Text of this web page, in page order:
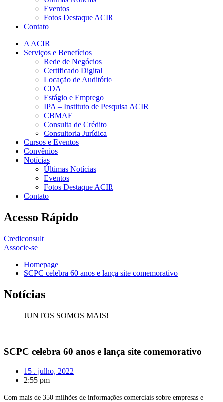
Eventos
Fotos Destaque ACIR
Contato
A ACIR
Serviços e Benefícios
Rede de Negócios
Certificado Digital
Locação de Auditório
CDA
Estágio e Emprego
IPA – Instituto de Pesquisa ACIR
CBMAE
Consulta de Crédito
Consultoria Jurídica
Cursos e Eventos
Convênios
Notícias
Últimas Notícias
Eventos
Fotos Destaque ACIR
Contato
Acesso Rápido
Crediconsult
Associe-se
Homepage
SCPC celebra 60 anos e lança site comemorativo
Notícias
JUNTOS SOMOS MAIS!
SCPC celebra 60 anos e lança site comemorativo
15 . julho, 2022
2:55 pm
Com mais de 350 milhões de informações comerciais sobre empresas e